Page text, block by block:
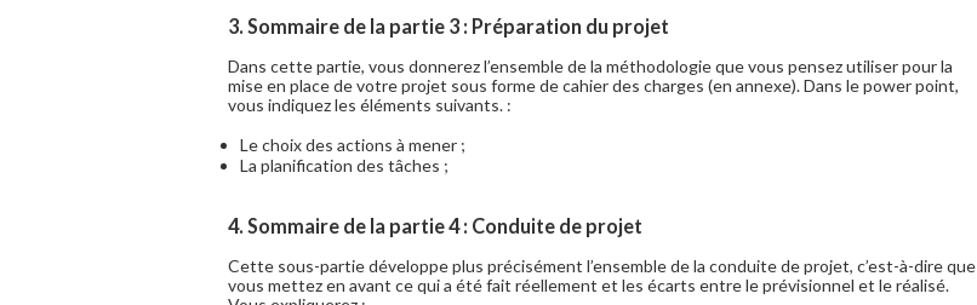
3. Sommaire de la partie 3 : Préparation du projet
Dans cette partie, vous donnerez l’ensemble de la méthodologie que vous pensez utiliser pour la
mise en place de votre projet sous forme de cahier des charges (en annexe). Dans le power point,
vous indiquez les éléments suivants. :
Le choix des actions à mener ;
La planification des tâches ;
4. Sommaire de la partie 4 : Conduite de projet
Cette sous-partie développe plus précisément l’ensemble de la conduite de projet, c’est-à-dire que
vous mettez en avant ce qui a été fait réellement et les écarts entre le prévisionnel et le réalisé.